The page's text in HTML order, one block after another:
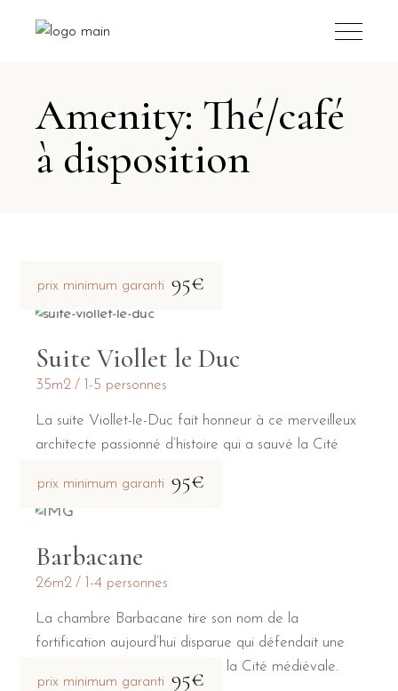
Amenity: Thé/café
à disposition
prix minimum garanti 95€
Suite Viollet le Duc
35m2 1-5 personnes
La suite Viollet-le-Duc fait honneur à ce merveilleux
architecte passionné d’histoire qui a sauvé la Cité
prix minimum garanti 95€
Barbacane
26m2 1-4 personnes
La chambre Barbacane tire son nom de la
fortification aujourd’hui disparue qui défendait une
des deux portes principales de la Cité médiévale.
prix minimum garanti 95€